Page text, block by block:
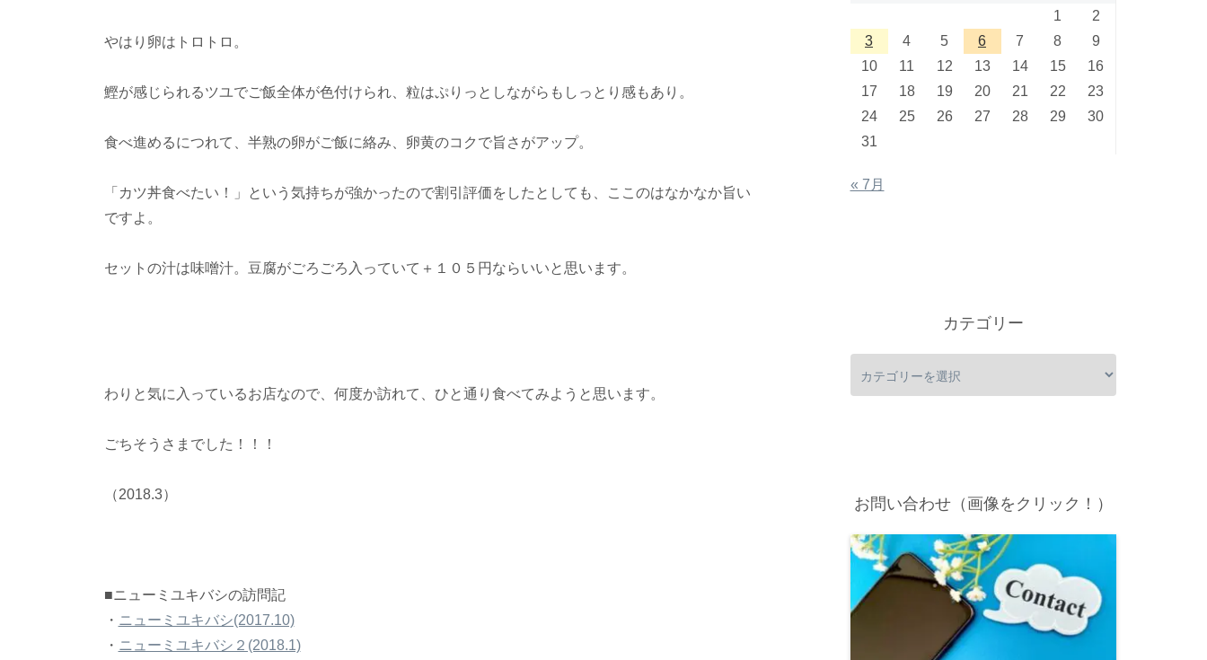
やはり卵はトロトロ。
鰹が感じられるツユでご飯全体が色付けられ、粒はぷりっとしながらもしっとり感もあり。
食べ進めるにつれて、半熟の卵がご飯に絡み、卵黄のコクで旨さがアップ。
「カツ丼食べたい！」という気持ちが強かったので割引評価をしたとしても、ここのはなかなか旨い
ですよ。
セットの汁は味噌汁。豆腐がごろごろ入っていて＋１０５円ならいいと思います。
わりと気に入っているお店なので、何度か訪れて、ひと通り食べてみようと思います。
ごちそうさまでした！！！
（2018.3）
■ニューミユキバシの訪問記
・ ニューミユキバシ(2017.10)
・ ニューミユキバシ２(2018.1)
1
2
3
4 5 6 7 8
9
10
11 12 13 14 15
16
17
18 19 20 21 22
23
24
25 26 27 28 29
30
31
« 7月
カテゴリー
お問い合わせ（画像をクリック！）